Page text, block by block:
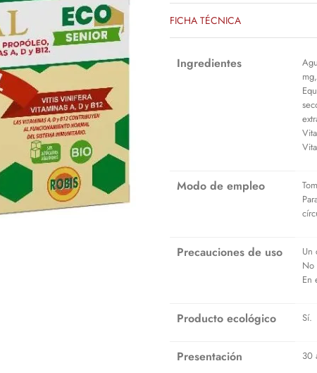
FICHA TÉCNICA
Ingredientes
Modo de empleo
Precauciones de uso
Un
No
En
Producto ecológico Sí.
Presentación 30